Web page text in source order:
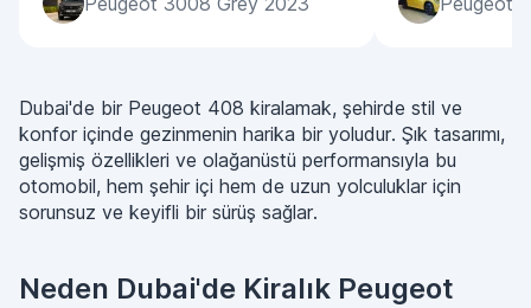
Dubai'de bir Peugeot 408 kiralamak, şehirde stil ve
konfor içinde gezinmenin harika bir yoludur. Şık tasarımı,
gelişmiş özellikleri ve olağanüstü performansıyla bu
otomobil, hem şehir içi hem de uzun yolculuklar için
sorunsuz ve keyifli bir sürüş sağlar.
Neden Dubai'de Kiralık Peugeot